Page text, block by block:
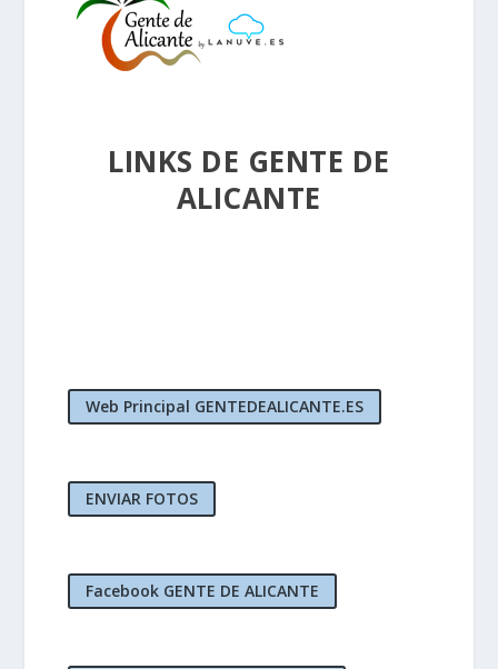
LINKS DE GENTE DE
ALICANTE
Web Principal GENTEDEALICANTE.ES
ENVIAR FOTOS
Facebook GENTE DE ALICANTE